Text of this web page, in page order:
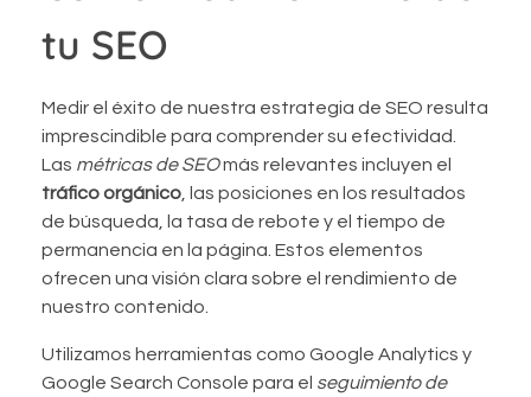
tu SEO
Medir el éxito de nuestra estrategia de SEO resulta
imprescindible para comprender su efectividad.
Las métricas de SEOmás relevantes incluyen el
tráfico orgánico , las posiciones en los resultados
de búsqueda, la tasa de rebote y el tiempo de
permanencia en la página. Estos elementos
ofrecen una visión clara sobre el rendimiento de
nuestro contenido.
Utilizamos herramientas como Google Analytics y
Google Search Console para el seguimiento de